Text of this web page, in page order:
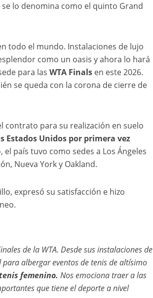
lo denomina como el quinto Grand
todo el mundo. Instalaciones de lujo
como un oasis y ahora lo hará
para las WTA Finalsen este 2026.
se queda con la corona de cierre de
contrato para su realización en suelo
Estados Unidos por primera vez
el país tuvo como sedes a Los Ángeles
Nueva York y Oakland.
expresó su satisfacción e hizo
de la WTA. Desde sus instalaciones de
albergar eventos de tenis de altísimo
femenino. Nos emociona traer a las
que tiene el deporte a nivel